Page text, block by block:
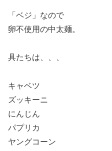
「ベジ」なので
卵不使用の中太麺。
具たちは、、、
キャベツ
ズッキーニ
にんじん
パプリカ
ヤングコーン